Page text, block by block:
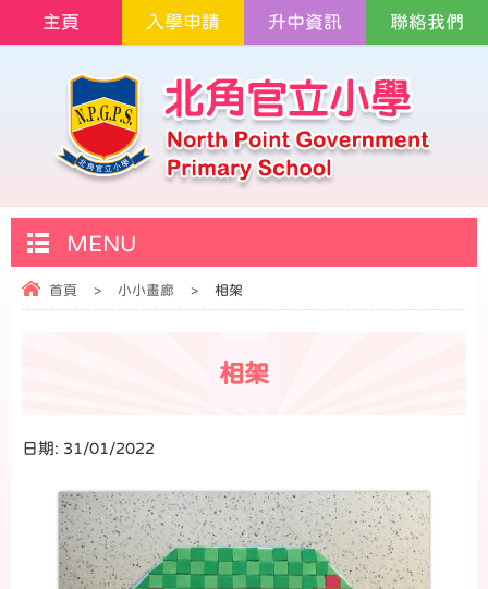
主頁 入學申請 升中資訊 聯絡我們
MENU
首頁 > 小小畫廊 > 相架
相架
日期: 31/01/2022